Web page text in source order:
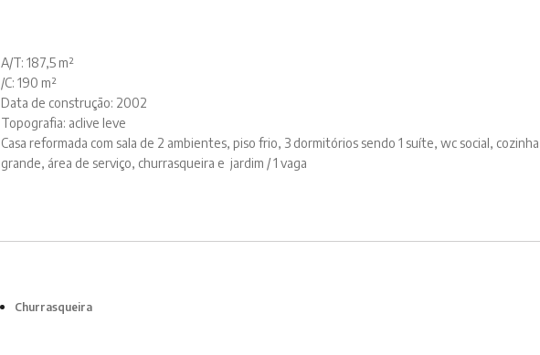
A/T: 187,5 m²
/C: 190 m²
Data de construção: 2002
Topografia: aclive leve
Casa reformada com sala de 2 ambientes, piso frio, 3 dormitórios sendo 1 suíte, wc social, cozinha
grande, área de serviço, churrasqueira e jardim / 1 vaga
Churrasqueira